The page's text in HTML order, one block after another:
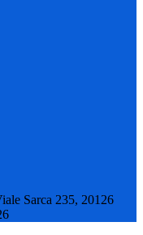
Sarca 235, 20126